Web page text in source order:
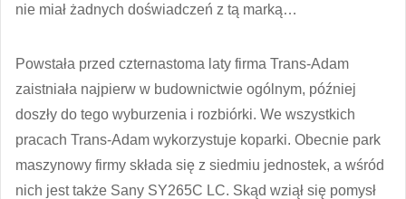
nie miał żadnych doświadczeń z tą marką…
Powstała przed czternastoma laty firma Trans-Adam
zaistniała najpierw w budownictwie ogólnym, później
doszły do tego wyburzenia i rozbiórki. We wszystkich
pracach Trans-Adam wykorzystuje koparki. Obecnie park
maszynowy firmy składa się z siedmiu jednostek, a wśród
nich jest także Sany SY265C LC. Skąd wziął się pomysł